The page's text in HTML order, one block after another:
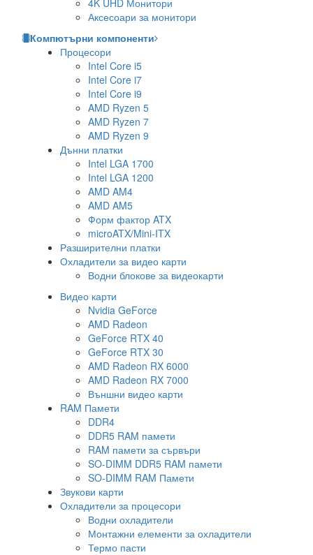
4K UHD Монитори
Аксесоари за монитори
Компютърни компоненти
Процесори
Intel Core i5
Intel Core i7
Intel Core i9
AMD Ryzen 5
AMD Ryzen 7
AMD Ryzen 9
Дънни платки
Intel LGA 1700
Intel LGA 1200
AMD AM4
AMD AM5
Форм фактор ATX
microATX/Mini-ITX
Разширителни платки
Охладители за видео карти
Водни блокове за видеокарти
Видео карти
Nvidia GeForce
AMD Radeon
GeForce RTX 40
GeForce RTX 30
AMD Radeon RX 6000
AMD Radeon RX 7000
Външни видео карти
RAM Памети
DDR4
DDR5 RAM памети
RAM памети за сървъри
SO-DIMM DDR5 RAM памети
SO-DIMM RAM Памети
Звукови карти
Охладители за процесори
Водни охладители
Монтажни елементи за охладители
Термо пасти